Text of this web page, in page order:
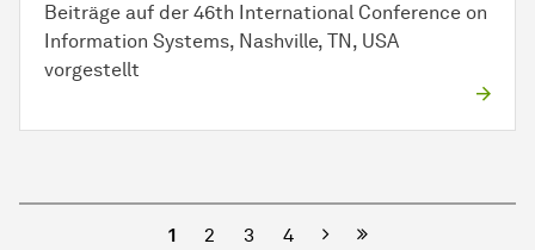
Beiträge auf der 46th International Conference on
Information Systems, Nashville, TN, USA
vorgestellt
1 2 3 4 Nächste